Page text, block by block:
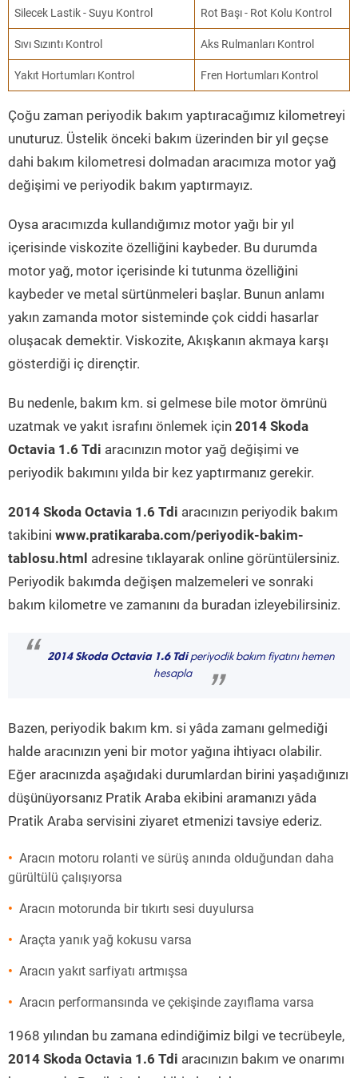
Silecek Lastik - Suyu Kontrol Rot Başı - Rot Kolu Kontrol
Sıvı Sızıntı Kontrol Aks Rulmanları Kontrol
Yakıt Hortumları Kontrol Fren Hortumları Kontrol
Çoğu zaman periyodik bakım yaptıracağımız kilometreyi
unuturuz. Üstelik önceki bakım üzerinden bir yıl geçse
dahi bakım kilometresi dolmadan aracımıza motor yağ
değişimi ve periyodik bakım yaptırmayız.
Oysa aracımızda kullandığımız motor yağı bir yıl
içerisinde viskozite özelliğini kaybeder. Bu durumda
motor yağ, motor içerisinde ki tutunma özelliğini
kaybeder ve metal sürtünmeleri başlar. Bunun anlamı
yakın zamanda motor sisteminde çok ciddi hasarlar
oluşacak demektir. Viskozite, Akışkanın akmaya karşı
gösterdiği iç dirençtir.
Bu nedenle, bakım km. si gelmese bile motor ömrünü
uzatmak ve yakıt israfını önlemek için 2014 Skoda
Octavia 1.6 Tdi aracınızın motor yağ değişimi ve
periyodik bakımını yılda bir kez yaptırmanız gerekir.
2014 Skoda Octavia 1.6 Tdi aracınızın periyodik bakım
takibini www.pratikaraba.com/periyodik-bakim-
tablosu.html adresine tıklayarak online görüntülersiniz.
Periyodik bakımda değişen malzemeleri ve sonraki
bakım kilometre ve zamanını da buradan izleyebilirsiniz.
“ 2014 Skoda Octavia 1.6 Tdiperiyodik bakım fiyatını hemen
hesapla
”
Bazen, periyodik bakım km. si yâda zamanı gelmediği
halde aracınızın yeni bir motor yağına ihtiyacı olabilir.
Eğer aracınızda aşağıdaki durumlardan birini yaşadığınızı
düşünüyorsanız Pratik Araba ekibini aramanızı yâda
Pratik Araba servisini ziyaret etmenizi tavsiye ederiz.
Aracın motoru rolanti ve sürüş anında olduğundan daha
gürültülü çalışıyorsa
Aracın motorunda bir tıkırtı sesi duyulursa
Araçta yanık yağ kokusu varsa
Aracın yakıt sarfiyatı artmışsa
Aracın performansında ve çekişinde zayıflama varsa
1968 yılından bu zamana edindiğimiz bilgi ve tecrübeyle,
2014 Skoda Octavia 1.6 Tdi aracınızın bakım ve onarımı